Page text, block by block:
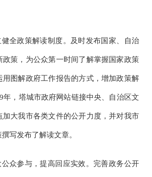
健全政策解读制度。及时发布国家、自治
政策，为公众第一时间了解掌握国家政策
用图解政府工作报告的方式，增加政策解
年，塔城市政府网站链接中央、自治区文
加大我市各类文件的公开力度，并对我市
写发布了解读文章。
公众参与，提高回应实效。完善政务公开